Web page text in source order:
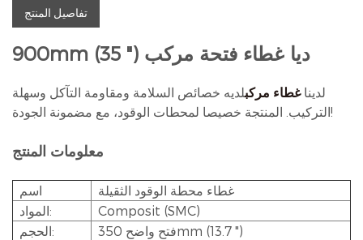
تفاصيل المنتج
900mm (35 ") ديا غطاء فتحة مركب
لديناغطاء مركبلديه خصائص السلامة ومقاومة التآكل وسهلة
التركيب. المنتجة خصيصا لمحطات الوقود، مع مضمونة الجودة!
معلومات المنتج
اسم
غطاء محطة الوقود الثقيلة
المواد:
Composit (SMC)
الحجم:
فتح واضح 350mm (13.7 ")